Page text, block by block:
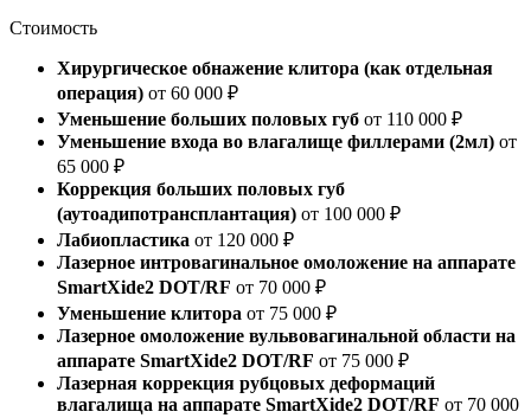
Стоимость
Хирургическое обнажение клитора (как отдельная
операция) от 60 000 ₽
Уменьшение больших половых губ от 110 000 ₽
Уменьшение входа во влагалище филлерами (2мл) от
65 000 ₽
Коррекция больших половых губ
(аутоадипотрансплантация) от 100 000 ₽
Лабиопластика от 120 000 ₽
Лазерное интровагинальное омоложение на аппарате
SmartXide2 DOT/RF от 70 000 ₽
Уменьшение клитора от 75 000 ₽
Лазерное омоложение вульвовагинальной области на
аппарате SmartXide2 DOT/RF от 75 000 ₽
Лазерная коррекция рубцовых деформаций
влагалища на аппарате SmartXide2 DOT/RF от 70 000